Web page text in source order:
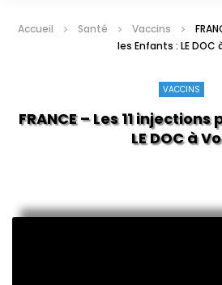
Accueil Santé Vaccins
les Enfants : LE DOC
VACCINS
FRANCE – Les 11
LE DOC à